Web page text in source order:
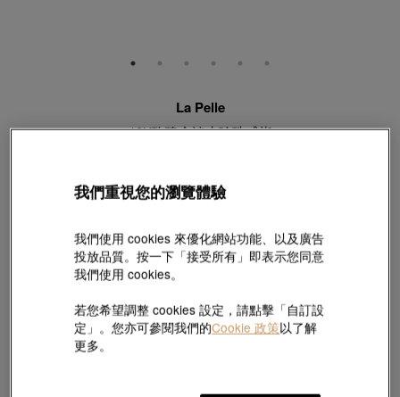
La Pelle
18K玫瑰金淡水珍珠戒指
(巳含美國關稅及稅項
7.0 - 7.4 毫米
我們重視您的瀏覽體驗
我們使用 cookies 來優化網站功能、以及廣告
投放品質。按一下「接受所有」即表示您同意
我們使用 cookies。
若您希望調整 cookies 設定，請點擊「自訂設
定」。您亦可參閱我們的Cookie 政策以了解
更多。